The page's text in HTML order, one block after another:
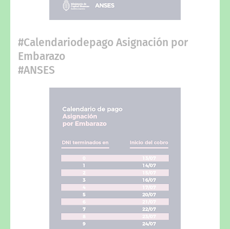
#Calendariodepago Asignación por
Embarazo
#ANSES